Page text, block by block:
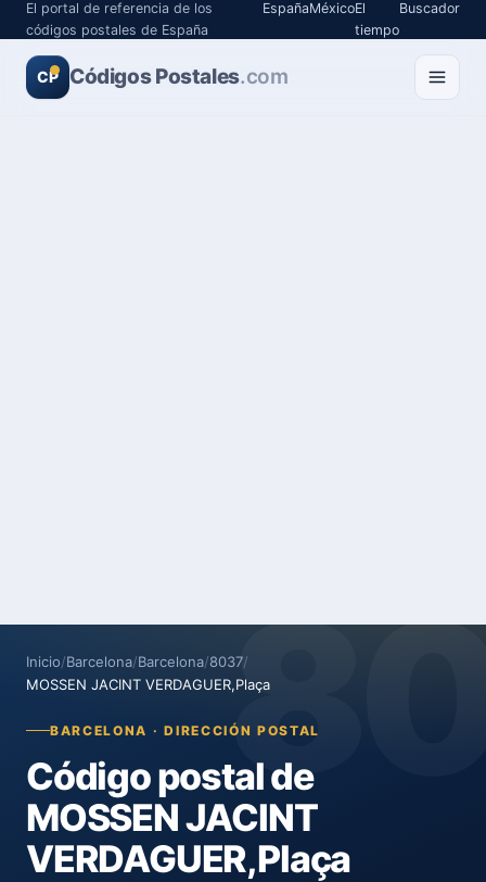
El portal de referencia de los
códigos postales de España
EspañaMéxicoEl
tiempo
Buscador
CP Códigos Postales.com
Inicio/Barcelona/Barcelona/8037/
MOSSEN JACINT VERDAGUER,Plaça
BARCELONA · DIRECCIÓN POSTAL
Código postal de
MOSSEN JACINT
VERDAGUER,Plaça